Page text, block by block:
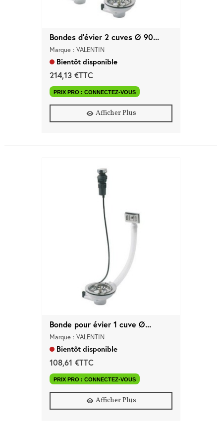
Bondes d'évier 2 cuves Ø 90...
Marque : VALENTIN
Bientôt disponible
214,13 €TTC
PRIX PRO : CONNECTEZ-VOUS
Afficher Plus
Bonde pour évier 1 cuve Ø...
Marque : VALENTIN
Bientôt disponible
108,61 €TTC
PRIX PRO : CONNECTEZ-VOUS
Afficher Plus